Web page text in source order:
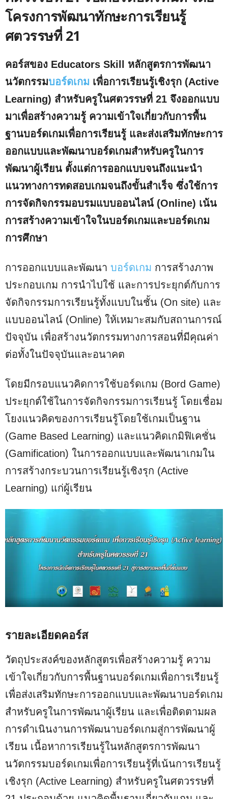
โครงการพัฒนาทักษะการเรียนรู้
ศตวรรษที่ 21
คอร์สของ Educators Skill หลักสูตรการพัฒนา
นวัตกรรมบอร์ดเกม เพื่อการเรียนรู้เชิงรุก (Active
Learning) สำหรับครูในศตวรรษที่ 21 จึงออกแบบ
มาเพื่อสร้างความรู้ ความเข้าใจเกี่ยวกับการพื้น
ฐานบอร์ดเกมเพื่อการเรียนรู้ และส่งเสริมทักษะการ
ออกแบบและพัฒนาบอร์ดเกมสำหรับครูในการ
พัฒนาผู้เรียน ตั้งแต่การออกแบบจนถึงแนะนำ
แนวทางการทดสอบเกมจนถึงขั้นสำเร็จ ซึ่งใช้การ
การจัดกิจกรรมอบรมแบบออนไลน์ (Online) เน้น
การสร้างความเข้าใจในบอร์ดเกมและบอร์ดเกม
การศึกษา
การออกแบบและพัฒนา บอร์ดเกม การสร้างภาพ
ประกอบเกม การนำไปใช้ และการประยุกต์กับการ
จัดกิจกรรมการเรียนรู้ทั้งแบบในชั้น (On site) และ
แบบออนไลน์ (Online) ให้เหมาะสมกับสถานการณ์
ปัจจุบัน เพื่อสร้างนวัตกรรมทางการสอนที่มีคุณค่า
ต่อทั้งในปัจจุบันและอนาคต
โดยมีกรอบแนวคิดการใช้บอร์ดเกม (Bord Game)
ประยุกต์ใช้ในการจัดกิจกรรมการเรียนรู้ โดยเชื่อม
โยงแนวคิดของการเรียนรู้โดยใช้เกมเป็นฐาน
(Game Based Learning) และแนวคิดเกมิฟิเคชั่น
(Gamification) ในการออกแบบและพัฒนาเกมใน
การสร้างกระบวนการเรียนรู้เชิงรุก (Active
Learning) แก่ผู้เรียน
รายละเอียดคอร์ส
วัตถุประสงค์ของหลักสูตรเพื่อสร้างความรู้ ความ
เข้าใจเกี่ยวกับการพื้นฐานบอร์ดเกมเพื่อการเรียนรู้
เพื่อส่งเสริมทักษะการออกแบบและพัฒนาบอร์ดเกม
สำหรับครูในการพัฒนาผู้เรียน และเพื่อติดตามผล
การดำเนินงานการพัฒนาบอร์ดเกมสู่การพัฒนาผู้
เรียน เนื้อหาการเรียนรู้ในหลักสูตรการพัฒนา
นวัตกรรมบอร์ดเกมเพื่อการเรียนรู้ที่เน้นการเรียนรู้
เชิงรุก (Active Learning) สำหรับครูในศตวรรษที่